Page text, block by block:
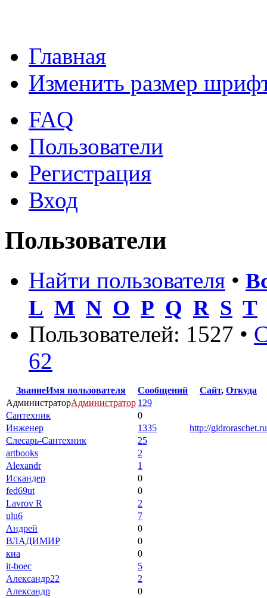
Главная
Изменить размер
FAQ
Пользователи
Регистрация
Вход
Пользователи
Найти пользователя •
L M N O P Q R S T
Пользователей: 1527 •
62
ЗваниеИмя пользователя Сообщений Сайт, Откуда
АдминистраторАдминистратор 129
Сантехник
0
Инженер
1335
http://gidroraschet.ru
Слесарь-Сантехник
25
artbooks
2
Alexandr
1
Искандер
0
fed69ut
0
Lavrov R
2
ulu6
7
Андрей
0
ВЛАДИМИР
0
киа
0
it-boec
5
Александр22
2
Александр
0